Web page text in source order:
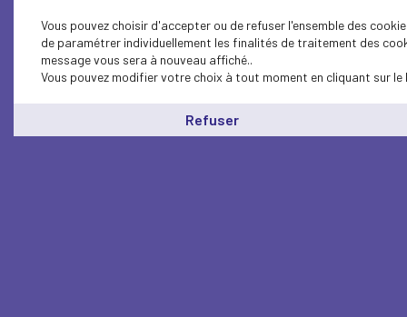
Vous pouvez choisir d'accepter ou de refuser l'ensemble des
de paramétrer individuellement les finalités de traitement des
message vous sera à nouveau affiché..
Vous pouvez modifier votre choix à tout moment en cliquant sur le
Refuser